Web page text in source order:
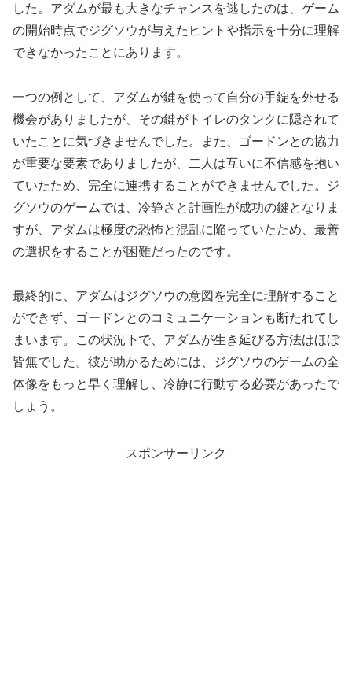
した。アダムが最も大きなチャンスを逃したのは、ゲーム
の開始時点でジグソウが与えたヒントや指示を十分に理解
できなかったことにあります。
一つの例として、アダムが鍵を使って自分の手錠を外せる
機会がありましたが、その鍵がトイレのタンクに隠されて
いたことに気づきませんでした。また、ゴードンとの協力
が重要な要素でありましたが、二人は互いに不信感を抱い
ていたため、完全に連携することができませんでした。ジ
グソウのゲームでは、冷静さと計画性が成功の鍵となりま
すが、アダムは極度の恐怖と混乱に陥っていたため、最善
の選択をすることが困難だったのです。
最終的に、アダムはジグソウの意図を完全に理解すること
ができず、ゴードンとのコミュニケーションも断たれてし
まいます。この状況下で、アダムが生き延びる方法はほぼ
皆無でした。彼が助かるためには、ジグソウのゲームの全
体像をもっと早く理解し、冷静に行動する必要があったで
しょう。
スポンサーリンク